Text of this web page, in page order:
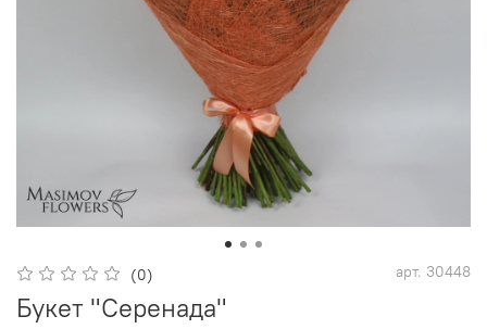
(0) арт. 30448
Букет "Серенада"